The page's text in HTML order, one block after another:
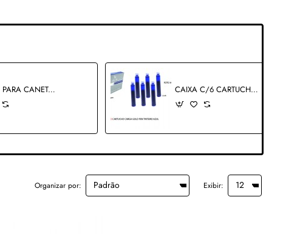
CARGA PARA CANETA CROSS REF: 141-T CAIXA C/6 CARTUCHO GOLD PEN COR:AZUL. TAM: 3.5X0.7CM
Organizar por: Exibir: